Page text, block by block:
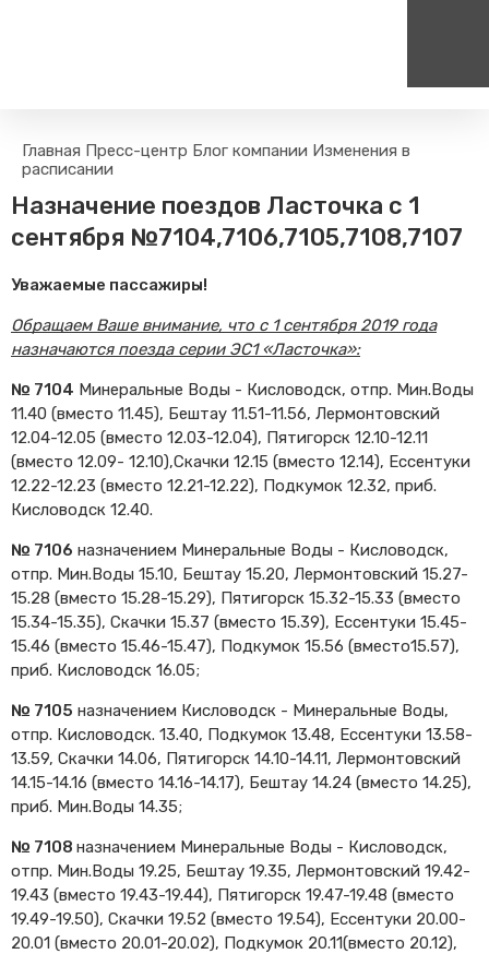
Пассажирам
Правила проезда
Часто задаваемые вопросы
Тарифы и льготы
касс
Абонементные билеты
Мобильные приложения
Маломобильным
Пассажирам
Моя карта попала в стоп-
лист
Cхемы обращения
остановочным пунктам и
станциям
Туризм
Веломаршруты
Аудиогиды
Единый номер вызова экстренных служб
112
Главная Пресс-центр Блог компании Изменения в
расписании
Назначение поездов Ласточка с 1
сентября №7104,7106,7105,7108,7107
Уважаемые пассажиры!
Обращаем Ваше внимание, что с 1 сентября 2019 года
назначаются поезда серии ЭС1 «Ласточка»:
№ 7104 Минеральные Воды - Кисловодск, отпр. Мин.Воды
11.40 (вместо 11.45), Бештау 11.51-11.56, Лермонтовский
12.04-12.05 (вместо 12.03-12.04), Пятигорск 12.10-12.11
(вместо 12.09- 12.10),Скачки 12.15 (вместо 12.14), Ессентуки
12.22-12.23 (вместо 12.21-12.22), Подкумок 12.32, приб.
Кисловодск 12.40.
№ 7106 назначением Минеральные Воды - Кисловодск,
отпр. Мин.Воды 15.10, Бештау 15.20, Лермонтовский 15.27-
15.28 (вместо 15.28-15.29), Пятигорск 15.32-15.33 (вместо
15.34-15.35), Скачки 15.37 (вместо 15.39), Ессентуки 15.45-
15.46 (вместо 15.46-15.47), Подкумок 15.56 (вместо15.57),
приб. Кисловодск 16.05;
№ 7105 назначением Кисловодск - Минеральные Воды,
отпр. Кисловодск. 13.40, Подкумок 13.48, Ессентуки 13.58-
13.59, Скачки 14.06, Пятигорск 14.10-14.11, Лермонтовский
14.15-14.16 (вместо 14.16-14.17), Бештау 14.24 (вместо 14.25),
приб. Мин.Воды 14.35;
№ 7108 назначением Минеральные Воды - Кисловодск,
отпр. Мин.Воды 19.25, Бештау 19.35, Лермонтовский 19.42-
19.43 (вместо 19.43-19.44), Пятигорск 19.47-19.48 (вместо
19.49-19.50), Скачки 19.52 (вместо 19.54), Ессентуки 20.00-
20.01 (вместо 20.01-20.02), Подкумок 20.11(вместо 20.12),